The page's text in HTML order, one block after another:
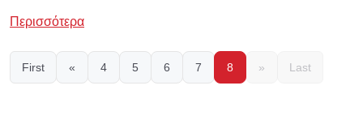
Περισσότερα
First « 4 5 6 7 8 » Last